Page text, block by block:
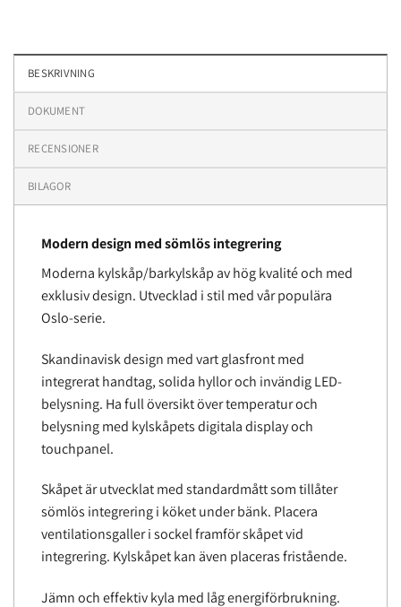
BESKRIVNING
DOKUMENT
RECENSIONER
BILAGOR
Modern design med sömlös integrering
Moderna kylskåp/barkylskåp av hög kvalité och med
exklusiv design. Utvecklad i stil med vår populära
Oslo-serie.
Skandinavisk design med vart glasfront med
integrerat handtag, solida hyllor och invändig LED-
belysning. Ha full översikt över temperatur och
belysning med kylskåpets digitala display och
touchpanel.
Skåpet är utvecklat med standardmått som tillåter
sömlös integrering i köket under bänk. Placera
ventilationsgaller i sockel framför skåpet vid
integrering. Kylskåpet kan även placeras fristående.
Jämn och effektiv kyla med låg energiförbrukning.